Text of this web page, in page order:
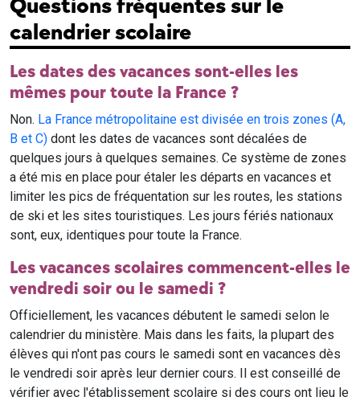
Lecalendrier scolaire officiel
est publié chaque année par le
ministère de l'Education nationale. Les dates indiquées
suivent deux conventions importantes à connaître pour ne
pas se tromper :
Début des vacances: les vacances scolaires
commencentaprès le dernier coursdu jour indiqué.
Les élèves qui n'ont pas cours le samedi sont donc en
vacances dès le vendredi soir. Pour les élèves qui ont
cours le samedi, les vacances débutent officiellement
le samedi.
Retour en cours: la rentrée s'effectue
indiqué dans le calendrier. Le premier cours a lieu ce
jour-là, pas le lendemain.
Les dates sont identiques pour toute la zone scolaire
correspondante (A, B ou C), quel que soit le département ou
la ville. Seulesles zones d'outre-mer ont des calendriers
spécifiques.